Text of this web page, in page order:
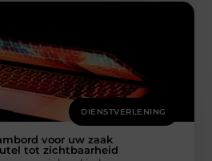
DIENSTVERLENING
voor uw zaak
tot zichtbaarheid